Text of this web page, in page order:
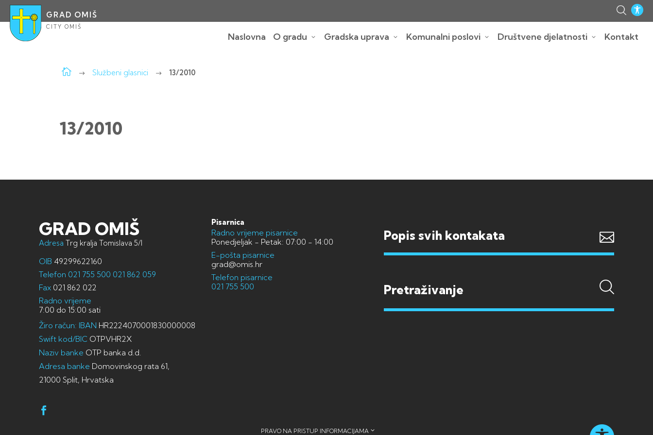
GRAD OMIŠ
CITY OMIŠ
Naslovna O gradu Gradska uprava Komunalni poslovi Društvene djelatnosti Kontakt
Službeni glasnici 13/2010
13/2010
GRAD OMIŠ
Adresa Trg kralja Tomislava 5/I
OIB 49299622160
Telefon 021 755 500 021 862 059
Fax 021 862 022
Radno vrijeme
7:00 do 15:00 sati
Žiro račun: IBAN HR2224070001830000008
Swift kod/BIC OTPVHR2X
Naziv banke OTP banka d.d.
Adresa banke Domovinskog rata 61,
21000 Split, Hrvatska
Pisarnica
Radno vrijeme pisarnice
Ponedjeljak - Petak: 07:00 - 14:00
E-pošta pisarnice
grad@omis.hr
Telefon pisarnice
021 755 500
Popis svih kontakata
PRAVO NA PRISTUP INFORMACIJAMA